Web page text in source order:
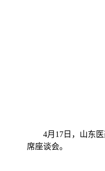
4月17日，山东
席座谈会。